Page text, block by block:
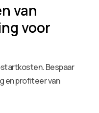
van
voor
Bespaar
en profiteer van